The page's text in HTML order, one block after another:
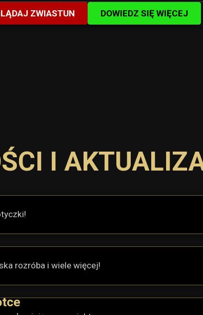
ZWIASTUN DOWIEDZ SIĘ WIĘCEJ
I
rozróba i wiele więcej!